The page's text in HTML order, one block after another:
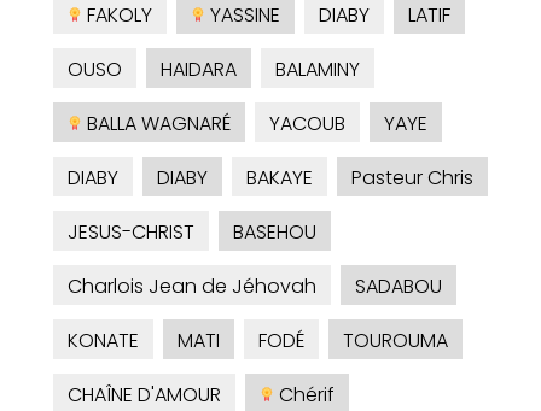
FAKOLY
YASSINE DIABY
LATIF
OUSO
HAIDARA
BALAMINY
BALLA WAGNARÉ
YACOUB
YAYE
DIABY
DIABY BAKAYE
Pasteur Chris
JESUS-CHRIST
BASEHOU
Charlois Jean de Jéhovah
SADABOU
KONATE
MATI FODÉ
TOUROUMA
CHAÎNE D'AMOUR
Chérif